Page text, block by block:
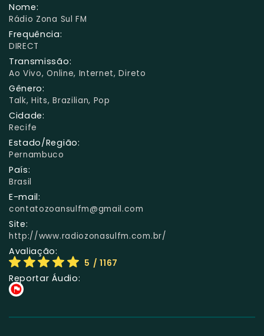
Nome:
Rádio Zona Sul FM
Frequência:
DIRECT
Transmissão:
Ao Vivo, Online, Internet, Direto
Gênero:
Talk, Hits, Brazilian, Pop
Cidade:
Recife
Estado/Região:
Pernambuco
País:
Brasil
E-mail:
contatozoansulfm@gmail.com
Site:
http://www.radiozonasulfm.com.br/
Avaliação:
5 / 1167
Reportar Áudio: